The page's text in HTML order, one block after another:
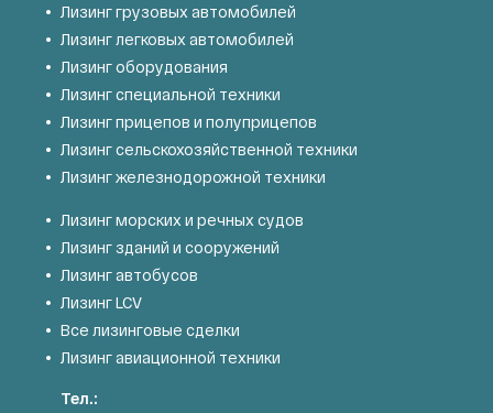
Лизинг грузовых автомобилей
Лизинг легковых автомобилей
Лизинг оборудования
Лизинг специальной техники
Лизинг прицепов и полуприцепов
Лизинг сельскохозяйственной техники
Лизинг железнодорожной техники
Лизинг морских и речных судов
Лизинг зданий и сооружений
Лизинг автобусов
Лизинг LCV
Все лизинговые сделки
Лизинг авиационной техники
Тел.: